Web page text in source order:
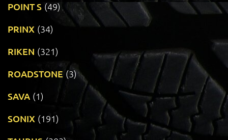
POINT S (49)
PRINX (34)
RIKEN (321)
ROADSTONE (3)
SAVA (1)
SONIX (191)